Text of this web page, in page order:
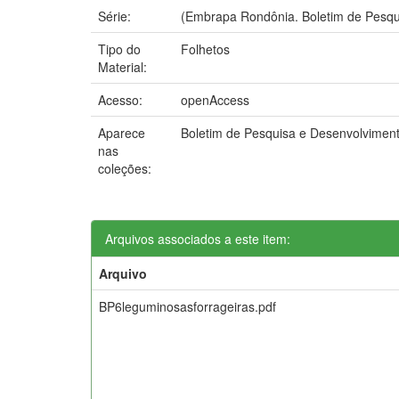
Série:
(Embrapa Rondônia. Boletim de
Tipo do
Material:
Folhetos
Acesso:
openAccess
Aparece
nas
coleções:
Boletim de Pesquisa e
Arquivos associados a este item:
Arquivo
BP6leguminosasforrageiras.pdf